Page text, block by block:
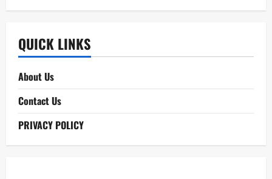
QUICK LINKS
About Us
Contact Us
PRIVACY POLICY